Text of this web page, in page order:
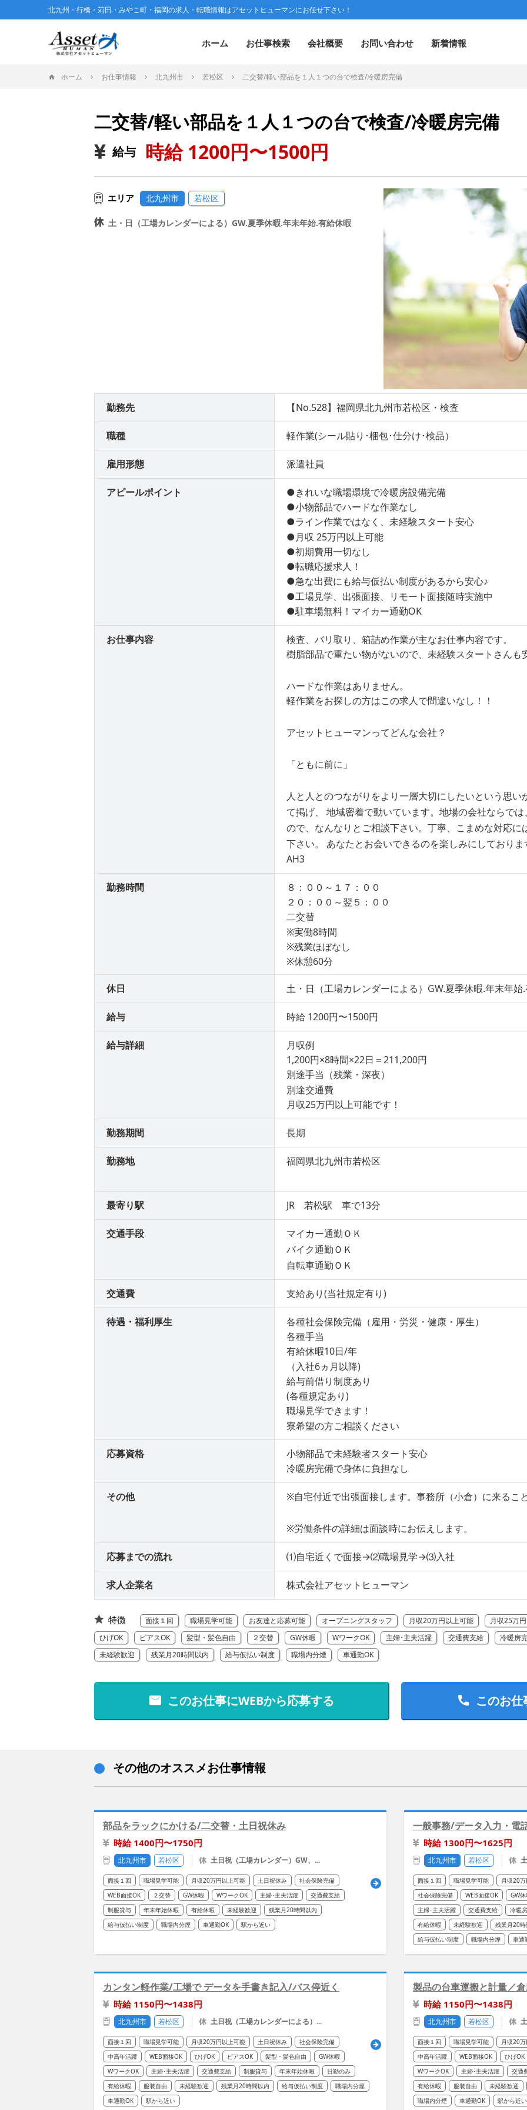
北九州・行橋・苅田・みやこ町・福岡の求人・転職情報はアセットヒューマンにお任せ下さい！
ホーム お仕事検索 会社概要 お問い合わせ 新着情報
ホーム お仕事情報 北九州市 若松区 二交替/軽い部品を１人１つの台で検査/冷暖房完備
二交替/軽い部品を１人１つの台で検査/冷暖房完備
給与 時給 1200円〜1500円
エリア 北九州市 若松区
土・日（工場カレンダーによる）GW.夏季休暇.年末年始.有給休暇
勤務先 【No.528】福岡県北九州市若松区・検査
職種 軽作業(シール貼り･梱包･仕分け･検品）
雇用形態 派遣社員
アピールポイント
●きれいな職場環境で冷暖房設備完備
●小物部品でハードな作業なし
●ライン作業ではなく、未経験スタート安心
●月収 25万円以上可能
●初期費用一切なし
●転職応援求人！
●急な出費にも給与仮払い制度があるから安心♪
●工場見学、出張面接、リモート面接随時実施中
●駐車場無料！マイカー通勤OK
お仕事内容
検査、バリ取り、箱詰め作業が主なお仕事内容です。
樹脂部品で重たい物がないので、未経験スタートさんも
ハードな作業はありません。
軽作業をお探しの方はこの求人で間違いなし！！
アセットヒューマンってどんな会社？
「ともに前に」
人と人とのつながりをより一層大切にしたいという思
て掲げ、 地域密着で動いています。地場の会社ならで
ので、なんなりとご相談下さい。丁寧、こまめな対応
下さい。 あなたとお会いできるのを楽しみにしておりま
AH3
勤務時間
８：００～１７：００
２０：００～翌５：００
二交替
※実働8時間
※残業ほぼなし
※休憩60分
休日 土・日（工場カレンダーによる）GW.夏季休暇.年末年始
給与 時給 1200円〜1500円
給与詳細
月収例
1,200円×8時間×22日＝211,200円
別途手当（残業・深夜）
別途交通費
月収25万円以上可能です！
勤務期間 長期
勤務地 福岡県北九州市若松区
最寄り駅 JR 若松駅 車で13分
交通手段
マイカー通勤ＯＫ
バイク通勤ＯＫ
自転車通勤ＯＫ
交通費 支給あり(当社規定有り)
待遇・福利厚生
各種社会保険完備（雇用・労災・健康・厚生）
各種手当
有給休暇10日/年
（入社6ヵ月以降)
給与前借り制度あり
(各種規定あり)
職場見学できます！
寮希望の方ご相談ください
応募資格
小物部品で未経験者スタート安心
冷暖房完備で身体に負担なし
その他 ※自宅付近で出張面接します。事務所（小倉）に来るこ
※労働条件の詳細は面談時にお伝えします。
応募までの流れ ⑴自宅近くで面接→⑵職場見学→⑶入社
求人企業名 株式会社アセットヒューマン
特徴 面接１回 職場見学可能 お友達と応募可能 オープニングスタッフ 月収20万円以上可能 月収25万
ひげOK
ピアスOK 髪型・髪色自由 ２交替 GW休暇 WワークOK 主婦･主夫活躍 交通費支給 冷暖房
未経験歓迎
残業月20時間以内 給与仮払い制度 職場内分煙 車通勤OK
このお仕事にWEBから応募する このお
その他のオススメお仕事情報
部品をラックにかける/二交替・土日祝休み
時給 1400円〜1750円
北九州市 若松区 土日祝（工場カレンダー）GW、...
面接１回 職場見学可能 月収20万円以上可能 土日祝休み
社会保険完備
WEB面接OK
２交替 GW休暇 WワークOK 主婦･主夫活躍
交通費支給
制服貸与
年末年始休暇 有給休暇 未経験歓迎
残業月20時間以内
給与仮払い制度
職場内分煙 車通勤OK 駅から近い
一般事務/データ入力・電
時給 1300円〜1625円
北九州市 若松区
面接１回 職場見学可能 月収20
社会保険完備
WEB面接OK GW休
主婦･主夫活躍
交通費支給 冷暖
有給休暇
未経験歓迎 残業月20時
給与仮払い制度
職場内分煙 車通
カンタン軽作業/工場で データを手書き記入/バス停近く
時給 1150円〜1438円
北九州市 若松区 土日祝（工場カレンダーによる）...
面接１回 職場見学可能 月収20万円以上可能 土日祝休み
社会保険完備
中高年活躍
WEB面接OK ひげOK ピアスOK 髪型・髪色自由
GW休暇
WワークOK
主婦･主夫活躍 交通費支給 制服貸与 年末年始休暇
日勤のみ
有給休暇
服装自由 未経験歓迎 残業月20時間以内 給与仮払い制度
職場内分煙
車通勤OK
駅から近い
製品の台車運搬と計量／
時給 1150円〜1438円
北九州市 若松区
面接１回 職場見学可能 月収20
中高年活躍
WEB面接OK ひげOK
WワークOK
主婦･主夫活躍 交通
有給休暇
服装自由 未経験歓迎
職場内分煙
車通勤OK 駅から近い